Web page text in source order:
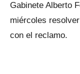
Gabinete Alberto
miércoles
con el reclamo.